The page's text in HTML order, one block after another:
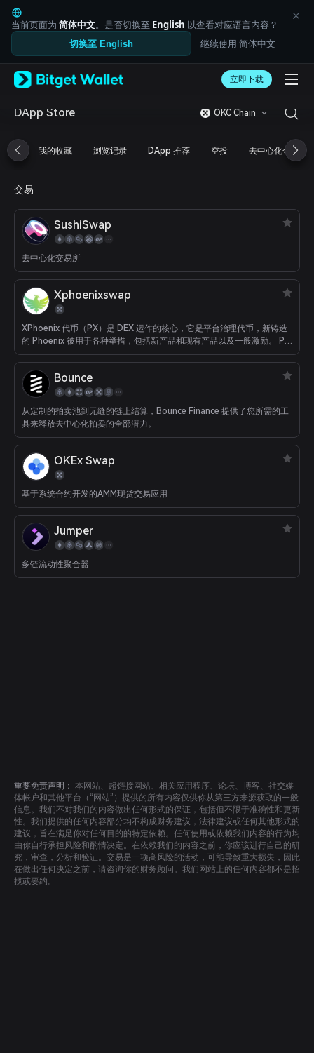
English
日本語
Tiếng Việt
Русский
Español (Latinoamérica)
Türkçe
Français
简体中文
繁體中文
Bahasa Indonesia
ภาษาไทย
العربية
Español
Português (Brasil)
Español (Argentina)
当前页面为 简体中文。是否切换至 English 以查看对应语言内容？
切换至 English 继续使用 简体中文
立即下载
DApp Store OKC Chain
我的收藏 浏览记录 DApp 推荐 空投 去中心化金融
交易
SushiSwap
去中心化交易所
Xphoenixswap
XPhoenix 代币（PX）是 DEX 运作的核心，它是平台治理代币，新铸造
的 Phoenix 被用于各种举措，包括新产品和现有产品以及一般激励。 PX
的流通供应量接近 3000 万枚，流动性挖矿计划达到每天 5000 枚
用，随着使用量的增加，需求也会增加。 强有力的激励措施也促进了需
求。
Bounce
从定制的拍卖池到无缝的链上结算，Bounce Finance 提供了您所需的工
具来释放去中心化拍卖的全部潜力。
OKEx Swap
基于系统合约开发的AMM现货交易应用
Jumper
多链流动性聚合器
重要免责声明： 本网站、超链接网站、相关应用程序、论坛、博客、社交媒
体帐户和其他平台（“网站”）提供的所有内容仅供你从第三方来源获取的一般
信息。我们不对我们的内容做出任何形式的保证，包括但不限于准确性和更新
性。我们提供的任何内容部分均不构成财务建议，法律建议或任何其他形式的
建议，旨在满足你对任何目的的特定依赖。任何使用或依赖我们内容的行为均
由你自行承担风险和酌情决定。在依赖我们的内容之前，你应该进行自己的研
究，审查，分析和验证。交易是一项高风险的活动，可能导致重大损失，因此
在做出任何决定之前，请咨询你的财务顾问。我们网站上的任何内容都不是招
揽或要约。